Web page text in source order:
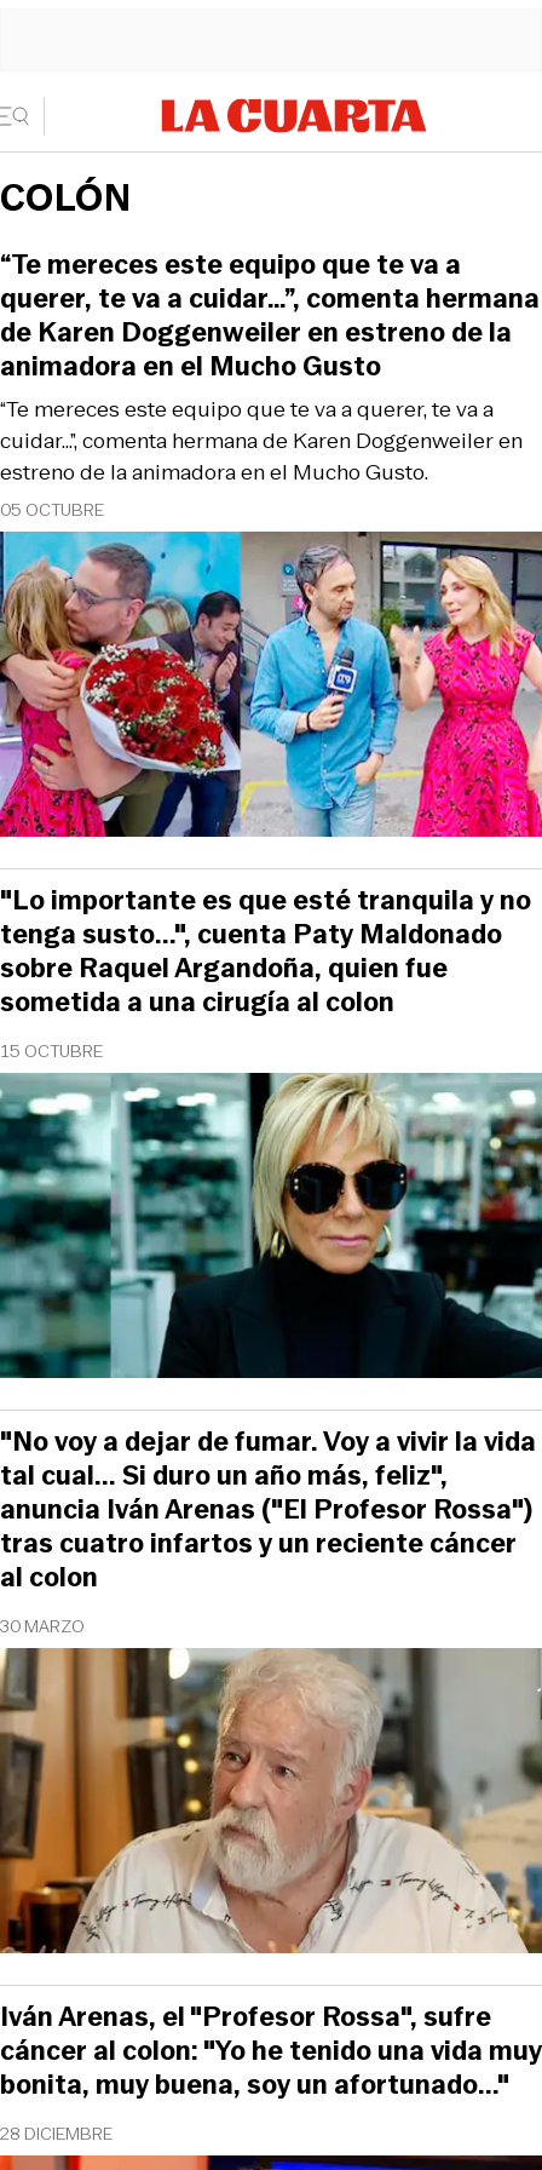
COLÓN
05 OCTUBRE
“Te mereces este equipo que te va a querer, te va a
cuidar…”, comenta hermana de Karen Doggenweiler en
estreno de la animadora en el Mucho Gusto.
“Te mereces este equipo que te va a
querer, te va a cuidar…”, comenta hermana
de Karen Doggenweiler en estreno de la
animadora en el Mucho Gusto
15 OCTUBRE
"Lo importante es que esté tranquila y no
tenga susto...", cuenta Paty Maldonado
sobre Raquel Argandoña, quien fue
sometida a una cirugía al colon
30 MARZO
"No voy a dejar de fumar. Voy a vivir la vida
tal cual... Si duro un año más, feliz",
anuncia Iván Arenas ("El Profesor Rossa")
tras cuatro infartos y un reciente cáncer
al colon
28 DICIEMBRE
Iván Arenas, el "Profesor Rossa", sufre
cáncer al colon: "Yo he tenido una vida muy
bonita, muy buena, soy un afortunado..."